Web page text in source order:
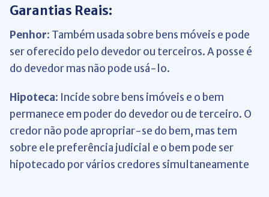
Garantias Reais:
Penhor: Também usada sobre bens móveis e pode
ser oferecido pelo devedor ou terceiros. A posse é
do devedor mas não pode usá-lo.
Hipoteca: Incide sobre bens imóveis e o bem
permanece em poder do devedor ou de terceiro. O
credor não pode apropriar-se do bem, mas tem
sobre ele preferência judicial e o bem pode ser
hipotecado por vários credores simultaneamente